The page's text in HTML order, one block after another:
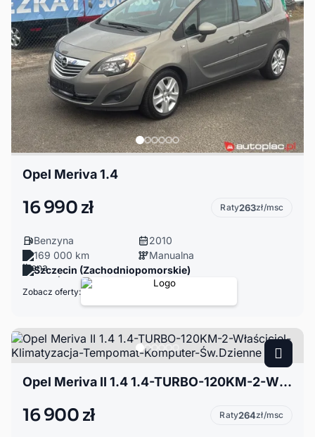
Opel Meriva 1.4
16 990 zł Raty263zł/msc
Benzyna
2010
169 000 km
Manualna
Szczecin (Zachodniopomorskie)
Zobacz oferty:
Opel Meriva II 1.4 1.4-TURBO-120KM-2-Właściciel-Klimatyzacja-Tempomat-Komputer-Św.Dzienne
16 900 zł Raty264zł/msc